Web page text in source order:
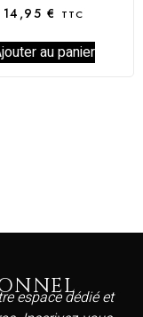
14,95€ TTC
au panier
espace dédié et